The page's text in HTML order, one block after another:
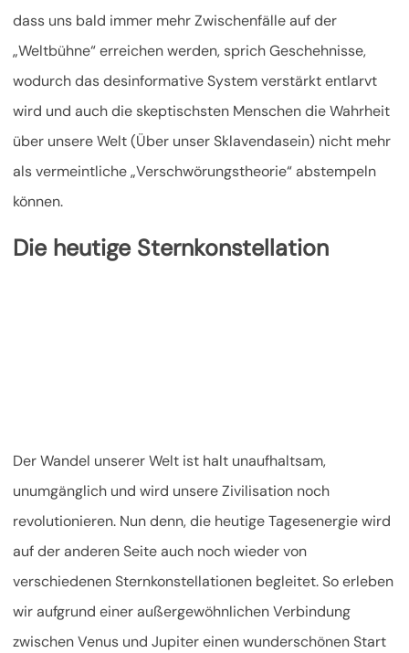
dass uns bald immer mehr Zwischenfälle auf der
„Weltbühne“ erreichen werden, sprich Geschehnisse,
wodurch das desinformative System verstärkt entlarvt
wird und auch die skeptischsten Menschen die Wahrheit
über unsere Welt (Über unser Sklavendasein) nicht mehr
als vermeintliche „Verschwörungstheorie“ abstempeln
können.
Die heutige Sternkonstellation
Der Wandel unserer Welt ist halt unaufhaltsam,
unumgänglich und wird unsere Zivilisation noch
revolutionieren. Nun denn, die heutige Tagesenergie wird
auf der anderen Seite auch noch wieder von
verschiedenen Sternkonstellationen begleitet. So erleben
wir aufgrund einer außergewöhnlichen Verbindung
zwischen Venus und Jupiter einen wunderschönen Start